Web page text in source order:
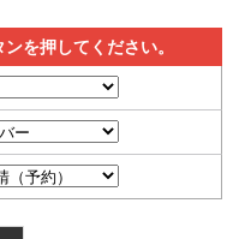
を押してください。